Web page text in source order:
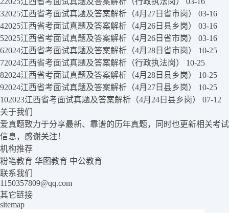
32025江西省考面试真题及答案解析（4月27日省市岗）
03-16
42025江西省考面试真题及答案解析（4月26日县乡岗）
03-16
52025江西省考面试真题及答案解析（4月26日省市岗）
03-16
62024江西省考面试真题及答案解析（4月28日省市岗）
10-25
72024江西省考面试真题及答案解析（行政执法岗）
10-25
82024江西省考面试真题及答案解析（4月28日县乡岗）
10-25
92024江西省考面试真题及答案解析（4月27日县乡岗）
10-25
102023江西省考面试真题及答案解析（4月24日县乡岗）
07-12
关于我们
爱真题致力于分享最新、靠谱的历年真题，同时也更新相关考试
信息，感谢关注！
机构推荐
粉笔教育 华图教育 中公教育
联系我们
1150357809@qq.com
其它链接
sitemap